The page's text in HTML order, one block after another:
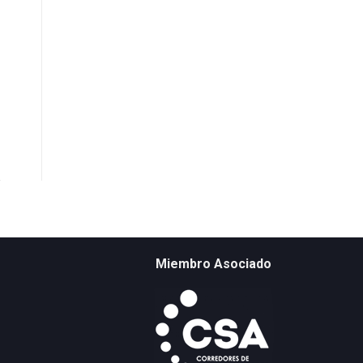
Miembro Asociado